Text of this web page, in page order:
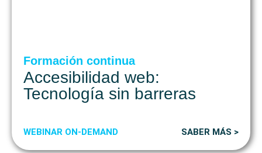
Formación continua
Accesibilidad web:
Tecnología sin barreras
WEBINAR ON-DEMAND SABER MÁS >